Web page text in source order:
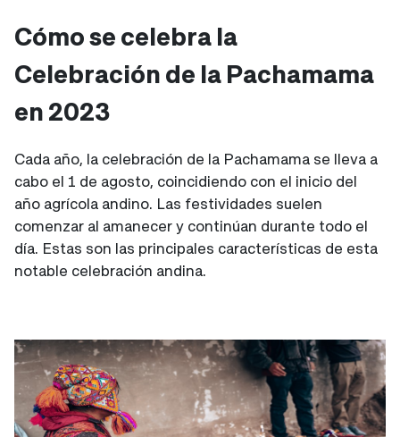
Cómo se celebra la
Celebración de la Pachamama
en 2023
Cada año, la celebración de la Pachamama se lleva a
cabo el 1 de agosto, coincidiendo con el inicio del
año agrícola andino. Las festividades suelen
comenzar al amanecer y continúan durante todo el
día. Estas son las principales características de esta
notable celebración andina.